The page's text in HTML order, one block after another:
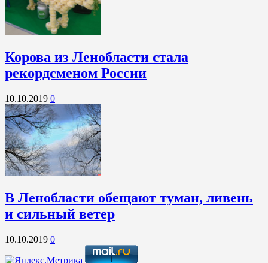
Корова из Ленобласти стала
рекордсменом России
10.10.2019 0
В Ленобласти обещают туман, ливень
и сильный ветер
10.10.2019 0